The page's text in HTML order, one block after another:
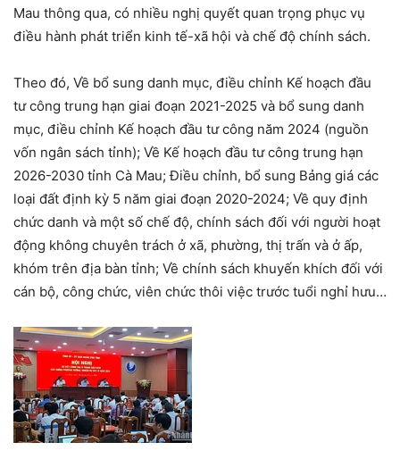
Mau thông qua, có nhiều nghị quyết quan trọng phục vụ
điều hành phát triển kinh tế-xã hội và chế độ chính sách.
Theo đó, Về bổ sung danh mục, điều chỉnh Kế hoạch đầu
tư công trung hạn giai đoạn 2021-2025 và bổ sung danh
mục, điều chỉnh Kế hoạch đầu tư công năm 2024 (nguồn
vốn ngân sách tỉnh); Về Kế hoạch đầu tư công trung hạn
2026-2030 tỉnh Cà Mau; Điều chỉnh, bổ sung Bảng giá các
loại đất định kỳ 5 năm giai đoạn 2020-2024; Về quy định
chức danh và một số chế độ, chính sách đối với người hoạt
động không chuyên trách ở xã, phường, thị trấn và ở ấp,
khóm trên địa bàn tỉnh; Về chính sách khuyến khích đối với
cán bộ, công chức, viên chức thôi việc trước tuổi nghỉ hưu…